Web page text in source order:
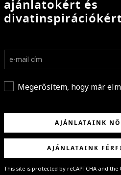
ajánlatokért és
Megerősítem, hogy már
AJÁNLATAINK
AJÁNLATAINK
This site is protected by reCAPTCHA and the